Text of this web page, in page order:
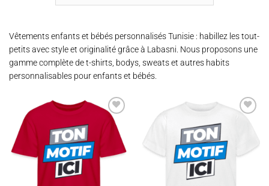
Vêtements enfants et bébés personnalisés Tunisie : habillez les tout-
petits avec style et originalité grâce à Labasni. Nous proposons une
gamme complète de t-shirts, bodys, sweats et autres habits
personnalisables pour enfants et bébés.
Ajouter
à la
wishlist
Ajouter